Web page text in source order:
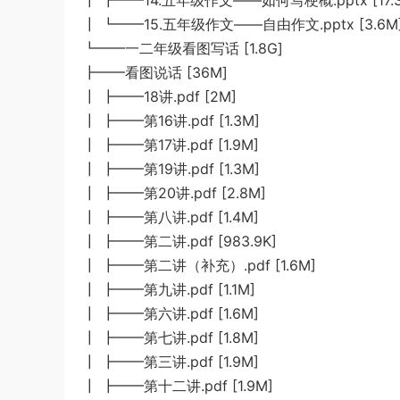
┃ ┗━━15.五年级作文——自由作文.pptx [3.6M]
┗━━一二年级看图写话 [1.8G]
┣━━看图说话 [36M]
┃ ┣━━18讲.pdf [2M]
┃ ┣━━第16讲.pdf [1.3M]
┃ ┣━━第17讲.pdf [1.9M]
┃ ┣━━第19讲.pdf [1.3M]
┃ ┣━━第20讲.pdf [2.8M]
┃ ┣━━第八讲.pdf [1.4M]
┃ ┣━━第二讲.pdf [983.9K]
┃ ┣━━第二讲（补充）.pdf [1.6M]
┃ ┣━━第九讲.pdf [1.1M]
┃ ┣━━第六讲.pdf [1.6M]
┃ ┣━━第七讲.pdf [1.8M]
┃ ┣━━第三讲.pdf [1.9M]
┃ ┣━━第十二讲.pdf [1.9M]